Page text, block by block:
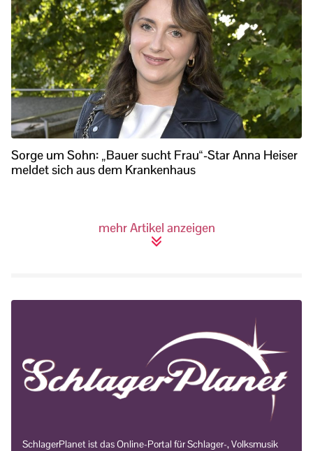
Sorge um Sohn: „Bauer sucht Frau“-Star Anna Heiser
meldet sich aus dem Krankenhaus
mehr Artikel anzeigen
SchlagerPlanet ist das Online-Portal für Schlager-, Volksmusik